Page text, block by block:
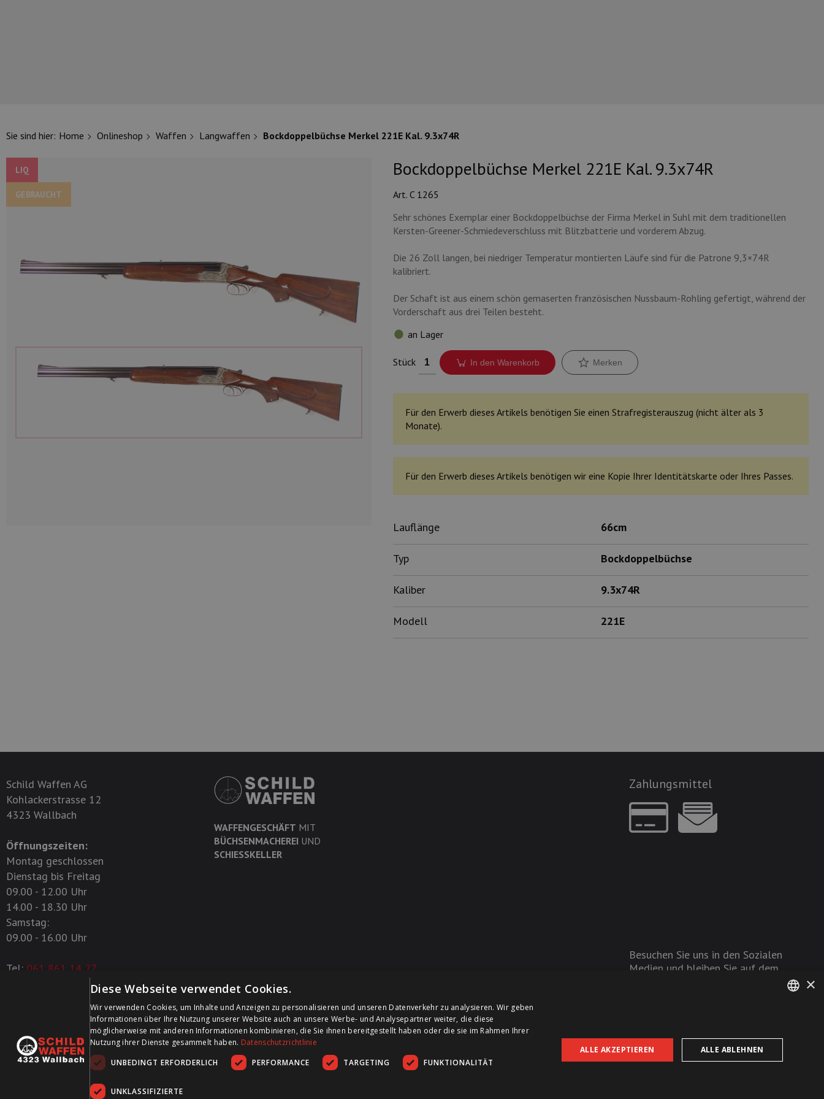
Sie sind hier: Home Onlineshop Waffen Langwaffen Bockdoppelbüchse Merkel 221E Kal. 9.3x74R
LIQ
GEBRAUCHT
Bockdoppelbüchse Merkel 221E Kal. 9.3x74R
Art. C 1265
Sehr schönes Exemplar einer Bockdoppelbüchse der Firma Merkel in Suhl mit dem traditionellen
Kersten-Greener-Schmiedeverschluss mit Blitzbatterie und vorderem Abzug.
Die 26 Zoll langen, bei niedriger Temperatur montierten Läufe sind für die Patrone 9,3×74R
kalibriert.
Der Schaft ist aus einem schön gemaserten französischen Nussbaum-Rohling gefertigt, während der
Vorderschaft aus drei Teilen besteht.
an Lager
Stück In den Warenkorb Merken
Für den Erwerb dieses Artikels benötigen Sie einen Strafregisterauszug (nicht älter als 3
Monate).
Für den Erwerb dieses Artikels benötigen wir eine Kopie Ihrer Identitätskarte oder Ihres Passes.
Lauflänge 66cm
Typ Bockdoppelbüchse
Kaliber 9.3x74R
Modell 221E
Schild Waffen AG
Kohlackerstrasse 12
4323 Wallbach
Öffnungszeiten:
Montag geschlossen
Dienstag bis Freitag
09.00 - 12.00 Uhr
14.00 - 18.30 Uhr
Samstag:
09.00 - 16.00 Uhr
Tel: 061 861 14 27
+41 61 861 14 27
+41 61 861 14 01
info@schildwaffen.ch
WAFFENGESCHÄFT MIT
BÜCHSENMACHEREI UND
SCHIESSKELLER
Zahlungsmittel
Besuchen Sie uns in den Sozialen
Medien und bleiben Sie auf dem
UNSERE TOP-KATEGORIEN
FRENCH
×
Diese Webseite verwendet Cookies.
Wir verwenden Cookies, um Inhalte und Anzeigen zu personalisieren und unseren Datenverkehr zu analysieren. Wir geben
Informationen über Ihre Nutzung unserer Website auch an unsere Werbe- und Analysepartner weiter, die diese
möglicherweise mit anderen Informationen kombinieren, die Sie ihnen bereitgestellt haben oder die sie im Rahmen Ihrer
Nutzung ihrer Dienste gesammelt haben. Datenschutzrichtlinie
UNBEDINGT ERFORDERLICH
PERFORMANCE TARGETING FUNKTIONALITÄT
UNKLASSIFIZIERTE
ALLE AKZEPTIEREN ALLE ABLEHNEN